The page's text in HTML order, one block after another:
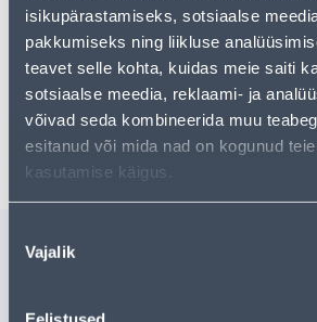
isikupärastamiseks, sotsiaalse
pakkumiseks ning liikluse
teavet selle kohta, kuidas meie saiti
sotsiaalse meedia, reklaami- ja
võivad seda kombineerida muu
esitanud või mida nad on kogunud
kasutamise käigus.
valik
Vajalik
Предполагаемая доставка 4,19 € от
Посылочный автомат от 2,29 € с 2-5
Забрать в магазине, с 08.08.2026
Похожие продукты